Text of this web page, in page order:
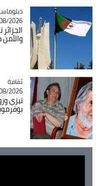
Catégorie
دبلوماسية
2026 - 22:58
والأمن
Catégorie
ثقافة
2026 - 22:41
تيزي